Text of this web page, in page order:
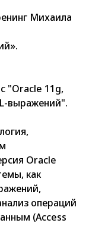
Михаила
"Oracle 11g,
выражений".
Oracle
как
операций
(Acсess